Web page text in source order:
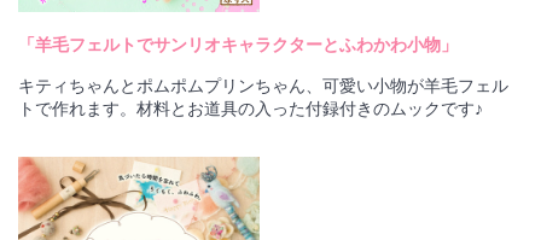
「羊毛フェルトでサンリオキャラクターとふわかわ小物」
キティちゃんとポムポムプリンちゃん、可愛い小物が羊毛フェル
トで作れます。材料とお道具の入った付録付きのムックです♪